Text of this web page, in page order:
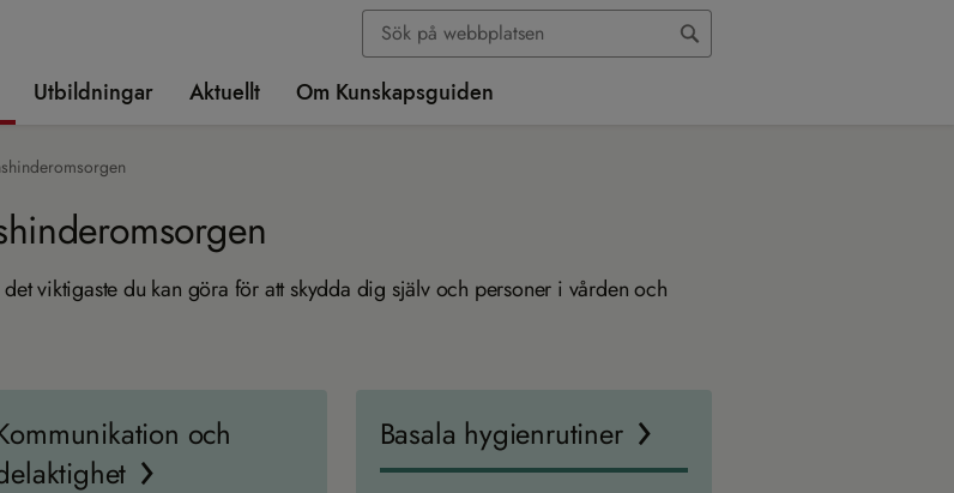
Utbildningar Aktuellt Om Kunskapsguiden
viktigaste du kan göra för att skydda dig själv och personer i vården och
och
Basala hygienrutiner